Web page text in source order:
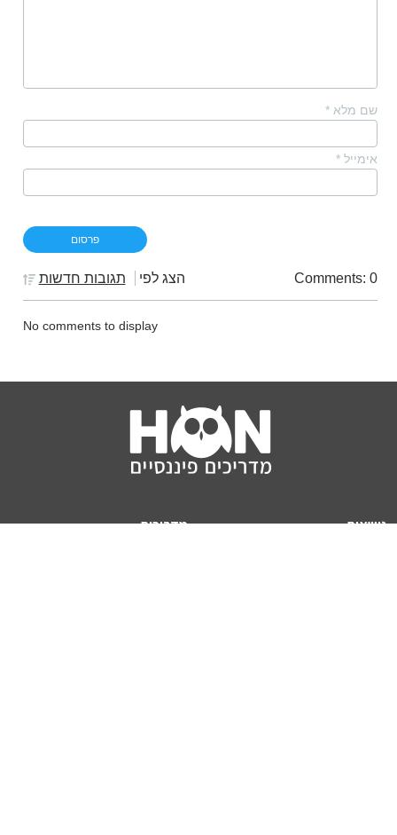
שם מלא *
אימייל *
Comments: 0 הצג לפי תגובות חדשות
No comments to display
נושאים
מדריכים